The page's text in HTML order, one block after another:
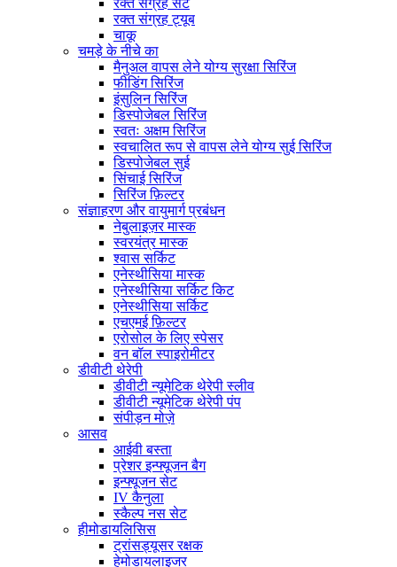
रक्त संग्रह सेट
रक्त संग्रह ट्यूब
चाकू
चमड़े के नीचे का
मैनुअल वापस लेने योग्य सुरक्षा सिरिंज
फीडिंग सिरिंज
इंसुलिन सिरिंज
डिस्पोजेबल सिरिंज
स्वतः अक्षम सिरिंज
स्वचालित रूप से वापस लेने योग्य सुई सिरिंज
डिस्पोजेबल सुई
सिंचाई सिरिंज
सिरिंज फ़िल्टर
संज्ञाहरण और वायुमार्ग प्रबंधन
नेबुलाइज़र मास्क
स्वरयंत्र मास्क
श्वास सर्किट
एनेस्थीसिया मास्क
एनेस्थीसिया सर्किट किट
एनेस्थीसिया सर्किट
एचएमई फ़िल्टर
एरोसोल के लिए स्पेसर
वन बॉल स्पाइरोमीटर
डीवीटी थेरेपी
डीवीटी न्यूमेटिक थेरेपी स्लीव
डीवीटी न्यूमेटिक थेरेपी पंप
संपीड़न मोज़े
आसव
आईवी बस्ता
प्रेशर इन्फ्यूजन बैग
इन्फ्यूजन सेट
IV कैनुला
स्कैल्प नस सेट
हीमोडायलिसिस
ट्रांसड्यूसर रक्षक
हेमोडायलाइजर